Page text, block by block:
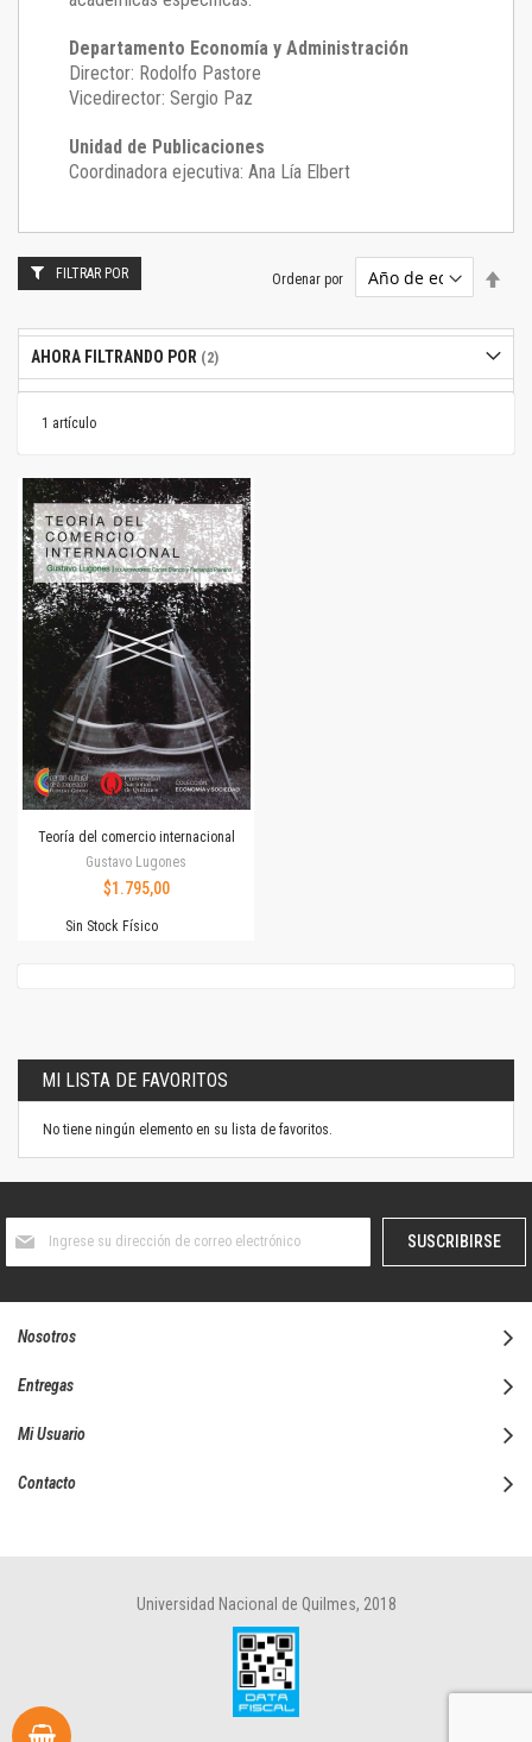
Departamento Economía y Administración
Director: Rodolfo Pastore
Vicedirector: Sergio Paz
Unidad de Publicaciones
Coordinadora ejecutiva: Ana Lía Elbert
1 artículo
Ordenar por
Teoría del comercio internacional
Gustavo Lugones
$1.795,00
Sin Stock Físico
FILTRAR POR
AHORA FILTRANDO POR
MI LISTA DE FAVORITOS
No tiene ningún elemento en su lista de favoritos.
boletín
SUSCRIBIRSE
Nosotros
Entregas
Mi Usuario
Contacto
Universidad Nacional de Quilmes, 2018